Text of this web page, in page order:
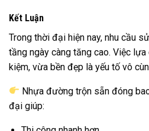
Kết Luận
Trong thời đại hiện nay, nhu cầu
tầng ngày càng tăng cao. Việc
kiệm, vừa bền đẹp là yếu tố vô
Nhựa đường trộn sẵn đóng
đại giúp: